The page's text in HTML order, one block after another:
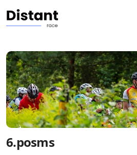
6.posms